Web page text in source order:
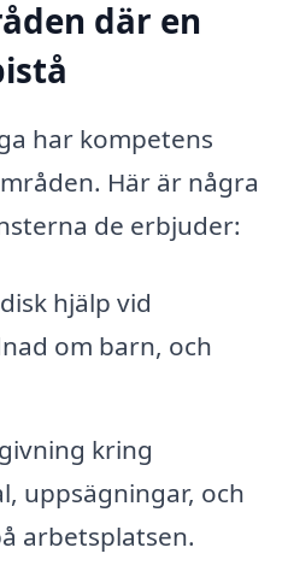
där en
har kompetens
Här är några
de erbjuder:
hjälp vid
om barn, och
kring
uppsägningar, och
arbetsplatsen.